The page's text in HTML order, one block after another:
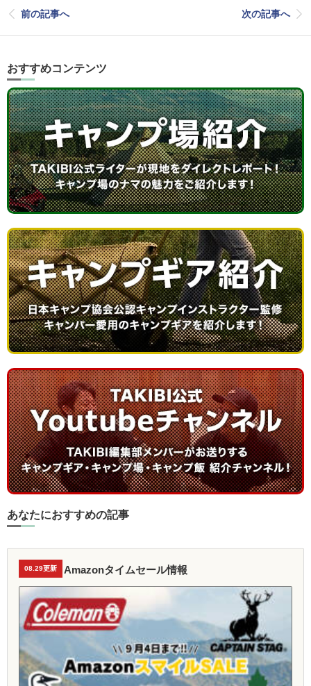
前の記事へ 次の記事へ
おすすめコンテンツ
あなたにおすすめの記事
08.29更新 Amazonタイムセール情報